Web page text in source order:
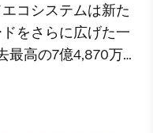
コシステムは新た
をさらに広げた一
高の7億4,870万ド